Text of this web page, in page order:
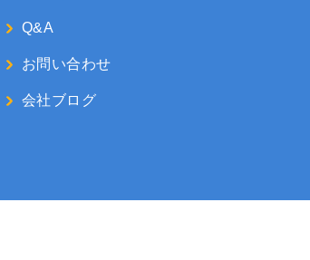
Q&A
お問い合わせ
会社ブログ